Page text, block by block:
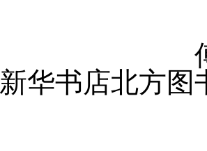
新华书店北方图